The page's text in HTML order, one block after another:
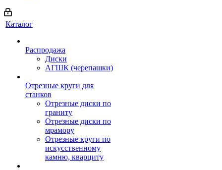
Каталог
Распродажа
Диски
АГШК (черепашки)
Отрезные круги для
станков
Отрезные диски по
граниту
Отрезные диски по
мрамору
Отрезные круги по
искусственному
камню, кварциту